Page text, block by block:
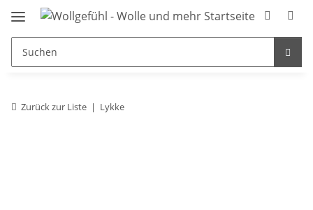
Zurück zur Liste Lykke